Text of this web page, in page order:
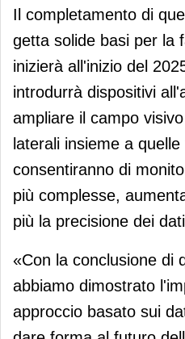
Il completamento di
getta solide basi per la
inizierà all'inizio del
introdurrà dispositivi
ampliare il campo
laterali insieme a
consentiranno di
più complesse,
più la precisione dei
«Con la conclusione di
abbiamo dimostrato
approccio basato sui